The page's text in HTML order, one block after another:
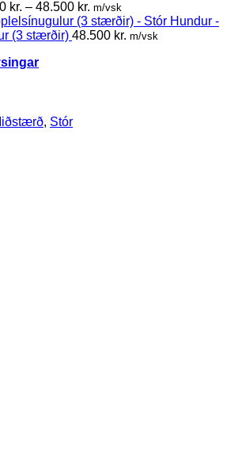
kr. – 48.500 kr. Price
range:
28.500 kr.
m/vsk
Hundur -
(3 stærðir) 48.500 kr. m/vsk
, Stór